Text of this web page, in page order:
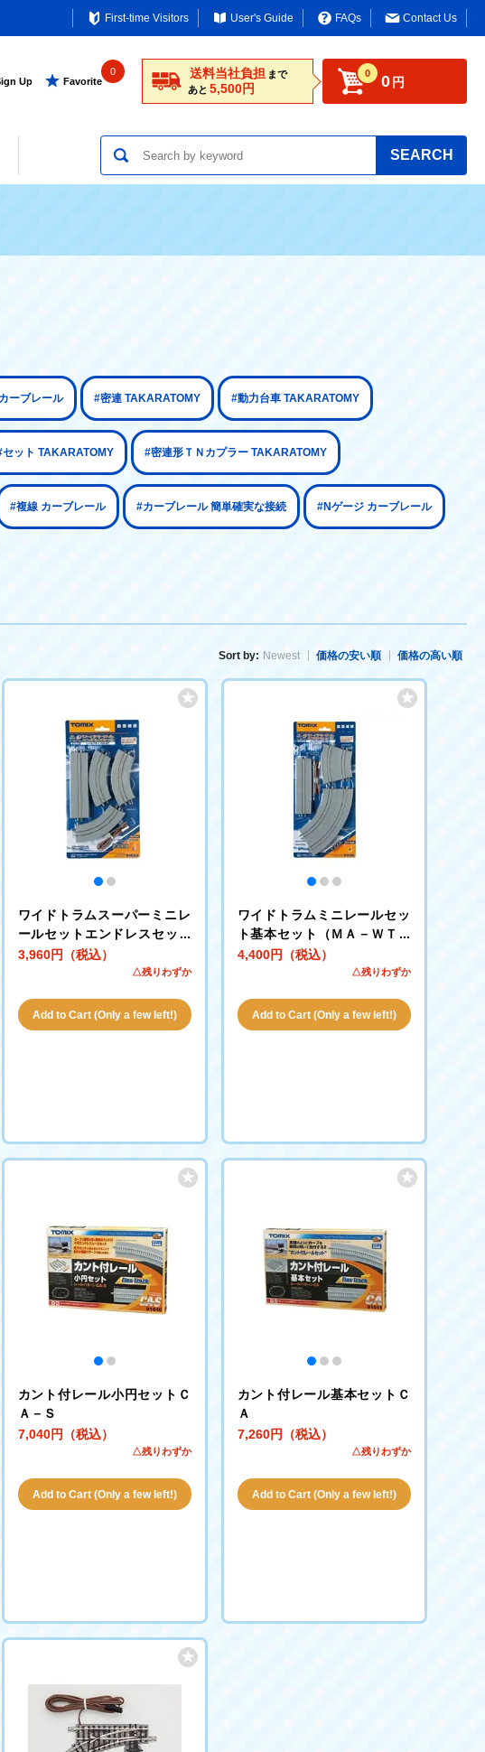
First-time Visitors User's Guide FAQs Contact Us
Up Favorite
0 送料当社負担 まで
あと 5,500円
0 0 円
SEARCH
ーブレール #密連 TAKARATOMY #動力台車 TAKARATOMY
セット TAKARATOMY #密連形ＴＮカプラー TAKARATOMY
#複線 カーブレール #カーブレール 簡単確実な接続 #Nゲージ カーブレール
Sort by: Newest 価格の安い順 価格の高い順
ワイドトラムスーパーミニレ
ールセットエンドレスセット
（ＳＡ－ＷＴパターン）
3,960円（税込）
△残りわずか
Add to Cart (Only a few left!)
ワイドトラムミニレールセッ
ト基本セット（ＭＡ－ＷＴパ
ターン）
4,400円（税込）
△残りわずか
Add to Cart (Only a few left!)
カント付レール小円セットＣ
Ａ－Ｓ
7,040円（税込）
△残りわずか
Add to Cart (Only a few left!)
カント付レール基本セットＣ
Ａ
7,260円（税込）
△残りわずか
Add to Cart (Only a few left!)